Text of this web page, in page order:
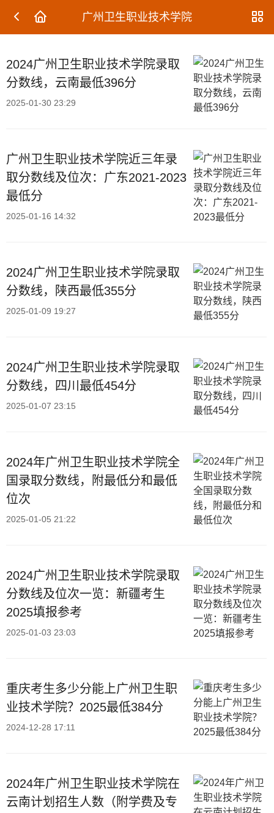
广州卫生职业技术学院
2024广州卫生职业技术学院录取
分数线，云南最低396分
2025-01-30 23:29
广州卫生职业技术学院近三年录
取分数线及位次：广东2021-2023
最低分
2025-01-16 14:32
2024广州卫生职业技术学院录取
分数线，陕西最低355分
2025-01-09 19:27
2024广州卫生职业技术学院录取
分数线，四川最低454分
2025-01-07 23:15
2024年广州卫生职业技术学院全
国录取分数线，附最低分和最低
位次
2025-01-05 21:22
2024广州卫生职业技术学院录取
分数线及位次一览：新疆考生
2025填报参考
2025-01-03 23:03
重庆考生多少分能上广州卫生职
业技术学院？2025最低384分
2024-12-28 17:11
2024年广州卫生职业技术学院在
云南计划招生人数（附学费及专